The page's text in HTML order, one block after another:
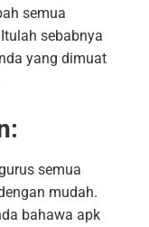
semua
sebabnya
yang dimuat
semua
mudah.
bahawa apk